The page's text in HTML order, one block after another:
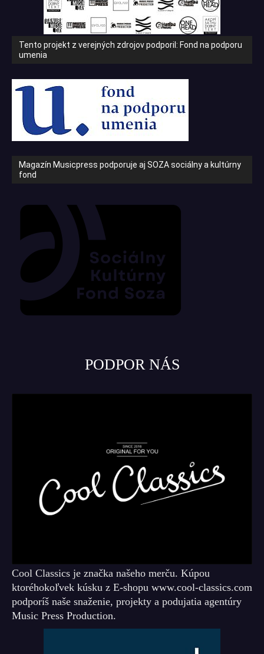
Tento projekt z verejných zdrojov podporil: Fond na podporu
umenia
Magazín Musicpress podporuje aj SOZA sociálny a kultúrny
fond
PODPOR NÁS
Cool Classics je značka našeho merču. Kúpou
ktoréhokoľvek kúsku z E-shopu www.cool-classics.com
podporíš naše snaženie, projekty a podujatia agentúry
Music Press Production.